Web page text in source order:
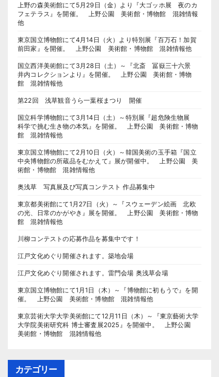
上野の森美術館にて5月29日（金）より『大ゴッホ展 夜のカ
フェテラス』を開催。 上野公園 美術館・博物館 混雑情報
他
東京国立博物館にて4月14日（火）より特別展『百万石！加賀
前田家』を開催。 上野公園 美術館・博物館 混雑情報他
国立西洋美術館にて3月28日（土）～『北斎 冨嶽三十六景
井内コレクションより』を開催。 上野公園 美術館・博物
館 混雑情報他
第22回 浅草観音うら一葉桜まつり 開催
国立科学博物館にて3月14日（土）～特別展『超危険生物展
科学で挑む生き物の本気』を開催。 上野公園 美術館・博物
館 混雑情報他
東京国立博物館にて2月10日（火）～韓国美術の玉手箱『国立
中央博物館の所蔵品をむかえて』展が開催中。 上野公園 美
術館・博物館 混雑情報他
奥浅草 写真展及び写真コンテスト 作品募集中
東京都美術館にて1月27日（火）～『スウェーデン絵画 北欧
の光、日常のかがやき』展を開催。 上野公園 美術館・博物
館 混雑情報他
川柳コンテストの応募作品を募集中です！
江戸文化めぐり開催されます。築地会場
江戸文化めぐり開催されます。雷門会場 奥浅草会場
東京国立博物館にて1月1日（木）～『博物館に初もうで』を開
催。 上野公園 美術館・博物館 混雑情報他
東京芸術大学大学美術館にて12月11日（木）～『東京藝術大学
大学院美術研究科 博士審査展2025』を開催中。 上野公園
美術館・博物館 混雑情報他
カテゴリー